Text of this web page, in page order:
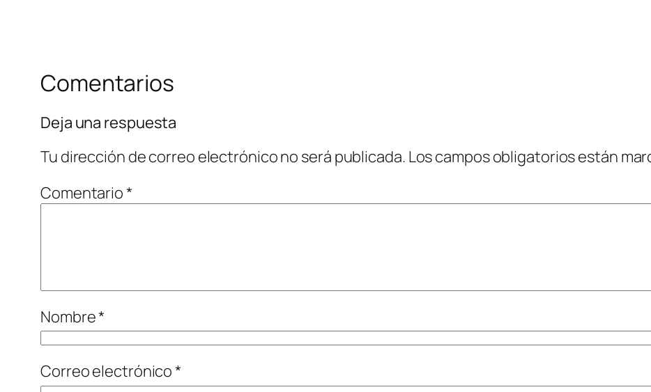
Comentarios
Deja una respuesta
Tu dirección de correo electrónico no será publicada. Los campos obligatorios están
Comentario*
Nombre*
Correo electrónico*